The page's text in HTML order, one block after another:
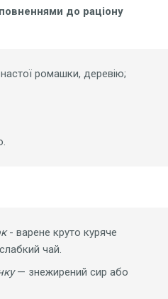
до раціону
настої ромашки, деревію;
- варене круто куряче
чай.
— знежирений сир або